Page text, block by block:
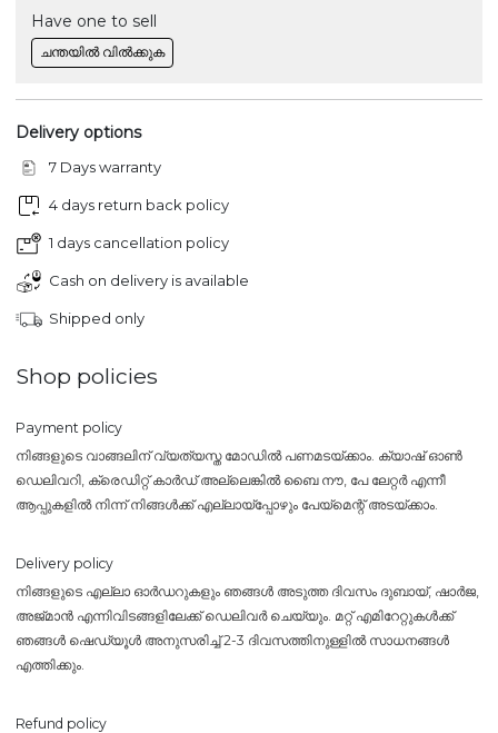
Have one to sell
ചന്തയിൽ വിൽക്കുക
Delivery options
7 Days warranty
4 days return back policy
1 days cancellation policy
Cash on delivery is available
Shipped only
Shop policies
Payment policy
നിങ്ങളുടെ വാങ്ങലിന് വ്യത്യസ്ത മോഡിൽ പണമടയ്ക്കാം. ക്യാഷ് ഓൺ
ഡെലിവറി, ക്രെഡിറ്റ് കാർഡ് അല്ലെങ്കിൽ ബൈ നൗ, പേ ലേറ്റർ എന്നീ
ആപ്പുകളിൽ നിന്ന് നിങ്ങൾക്ക് എല്ലായ്പ്പോഴും പേയ്‌മെന്റ് അടയ്ക്കാം.
Delivery policy
നിങ്ങളുടെ എല്ലാ ഓർഡറുകളും ഞങ്ങൾ അടുത്ത ദിവസം ദുബായ്, ഷാർജ,
അജ്മാൻ എന്നിവിടങ്ങളിലേക്ക് ഡെലിവർ ചെയ്യും. മറ്റ് എമിറേറ്റുകൾക്ക്
ഞങ്ങൾ ഷെഡ്യൂൾ അനുസരിച്ച് 2-3 ദിവസത്തിനുള്ളിൽ സാധനങ്ങൾ
എത്തിക്കും.
Refund policy